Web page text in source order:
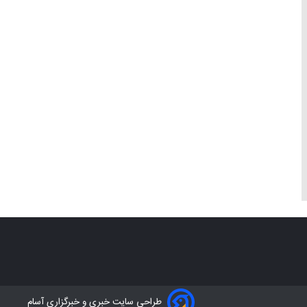
طراحی سایت خبری و خبرگزاری آسام